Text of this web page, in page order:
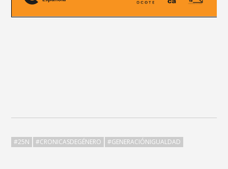
#25N #CRONICASDEGÉNERO #GENERACIÓNIGUALDAD